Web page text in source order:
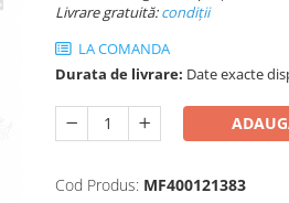
Livrare gratuită:condiții
LA COMANDA
Durata de livrare: Date exacte
Cod Produs: MF400121383